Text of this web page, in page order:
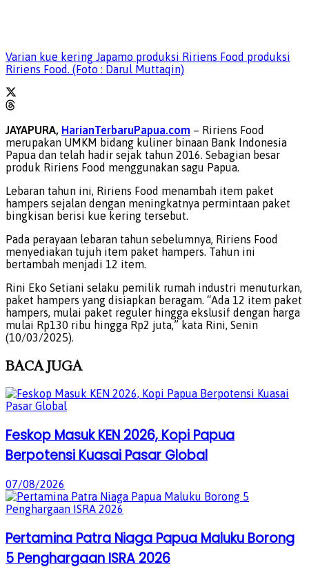
Varian kue kering Japamo produksi Ririens Food produksi
Ririens Food. (Foto : Darul Muttaqin)
JAYAPURA, HarianTerbaruPapua.com – Ririens Food
merupakan UMKM bidang kuliner binaan Bank Indonesia
Papua dan telah hadir sejak tahun 2016. Sebagian besar
produk Ririens Food menggunakan sagu Papua.
Lebaran tahun ini, Ririens Food menambah item paket
hampers sejalan dengan meningkatnya permintaan paket
bingkisan berisi kue kering tersebut.
Pada perayaan lebaran tahun sebelumnya, Ririens Food
menyediakan tujuh item paket hampers. Tahun ini
bertambah menjadi 12 item.
Rini Eko Setiani selaku pemilik rumah industri menuturkan,
paket hampers yang disiapkan beragam. “Ada 12 item paket
hampers, mulai paket reguler hingga ekslusif dengan harga
mulai Rp130 ribu hingga Rp2 juta,” kata Rini, Senin
(10/03/2025).
BACAJUGA
Feskop Masuk KEN 2026, Kopi Papua
Berpotensi Kuasai Pasar Global
07/08/2026
Pertamina Patra Niaga Papua Maluku Borong
5 Penghargaan ISRA 2026